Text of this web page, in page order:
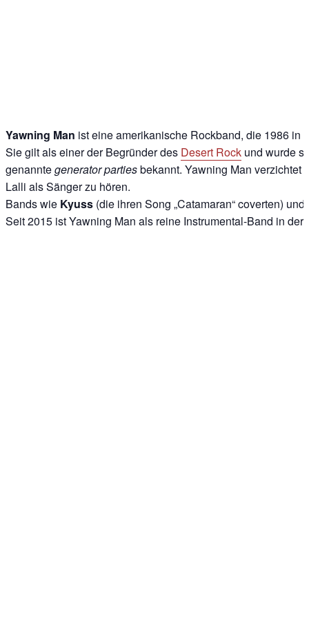
Yawning Man ist eine amerikanische Rockband, die 1986 in
Sie gilt als einer der Begründer des Desert Rock und wurde
genanntegenerator partiesbekannt. Yawning Man verzichtet
Lalli als Sänger zu hören.
Bands wie Kyuss (die ihren Song „Catamaran“ coverten)
Seit 2015 ist Yawning Man als reine Instrumental-Band in